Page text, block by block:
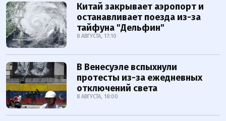
Китай закрывает аэропорт и
останавливает поезда из-за
тайфуна "Дельфин"
8 АВГУСТА, 17:10
В Венесуэле вспыхнули
протесты из-за ежедневных
отключений света
8 АВГУСТА, 18:00